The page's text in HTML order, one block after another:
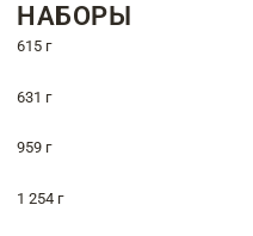
НАБОРЫ
615 г
631 г
959 г
1 254 г